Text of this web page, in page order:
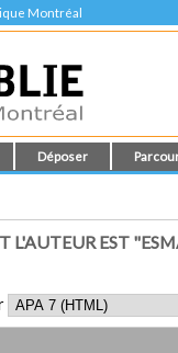
Montréal
Déposer
EST